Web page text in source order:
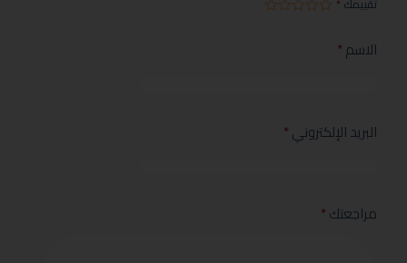
تقييمك *
الاسم*
البريد الإلكتروني*
مراجعتك*